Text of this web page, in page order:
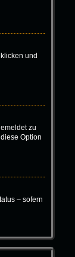
und
zu
Option
– sofern